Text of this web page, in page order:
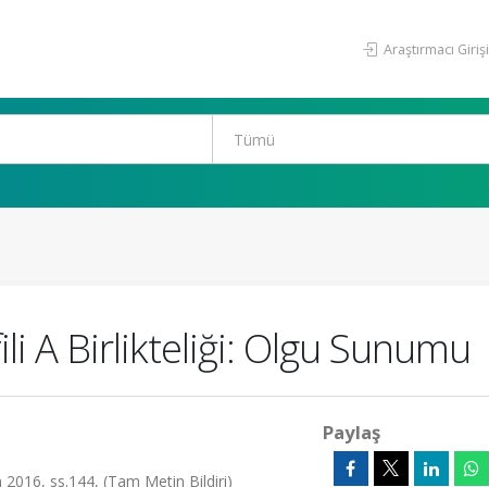
Araştırmacı Girişi
A Birlikteliği: Olgu Sunumu
2016, ss.144, (Tam Metin Bildiri)
Paylaş